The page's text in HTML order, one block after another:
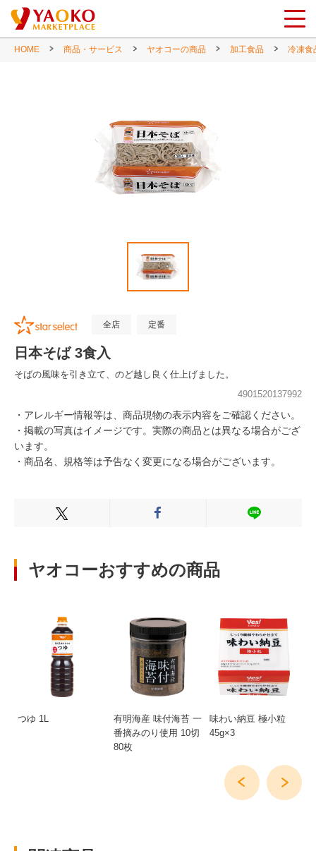
HOME 商品・サービス ヤオコーの商品 加工食品 冷凍食
全店 定番
日本そば 3食入
そばの風味を引き立て、のど越し良く仕上げました。
4901520137992
・アレルギー情報等は、商品現物の表示内容をご確認ください。
・掲載の写真はイメージです。実際の商品とは異なる場合がござ
います。
・商品名、規格等は予告なく変更になる場合がございます。
Xでシェアする FacebookでシェアするLINEでシェ
ヤオコーおすすめの商品
つゆ 1L
有明海産 味付海苔 一
番摘みのり使用 10切
80枚
味わい納豆 極小粒
45g×3